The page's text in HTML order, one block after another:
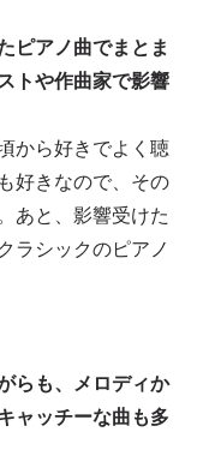
ピアノ曲でまとま
トや作曲家で影響
から好きでよく聴
好きなので、その
あと、影響受けた
ラシックのピアノ
らも、メロディか
ャッチーな曲も多